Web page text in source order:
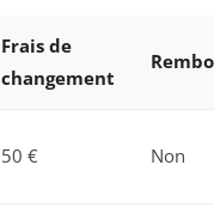
Frais de
changement
50 € Non